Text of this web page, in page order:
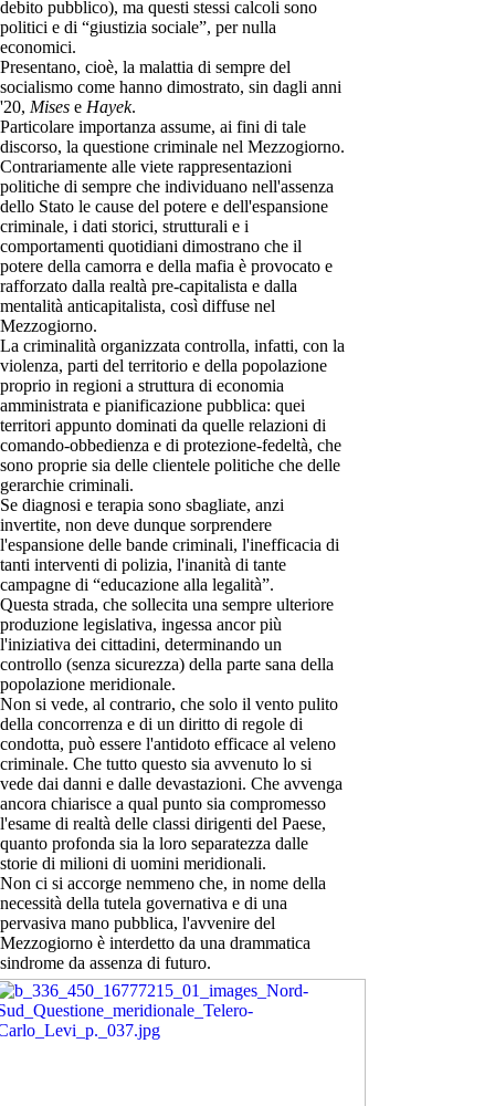
debito pubblico), ma questi stessi calcoli sono
politici e di “giustizia sociale”, per nulla
economici.
Presentano, cioè, la malattia di sempre del
socialismo come hanno dimostrato, sin dagli anni
'20, Mises e Hayek.
Particolare importanza assume, ai fini di tale
discorso, la questione criminale nel Mezzogiorno.
Contrariamente alle viete rappresentazioni
politiche di sempre che individuano nell'assenza
dello Stato le cause del potere e dell'espansione
criminale, i dati storici, strutturali e i
comportamenti quotidiani dimostrano che il
potere della camorra e della mafia è provocato e
rafforzato dalla realtà pre-capitalista e dalla
mentalità anticapitalista, così diffuse nel
Mezzogiorno.
La criminalità organizzata controlla, infatti, con la
violenza, parti del territorio e della popolazione
proprio in regioni a struttura di economia
amministrata e pianificazione pubblica: quei
territori appunto dominati da quelle relazioni di
comando-obbedienza e di protezione-fedeltà, che
sono proprie sia delle clientele politiche che delle
gerarchie criminali.
Se diagnosi e terapia sono sbagliate, anzi
invertite, non deve dunque sorprendere
l'espansione delle bande criminali, l'inefficacia di
tanti interventi di polizia, l'inanità di tante
campagne di “educazione alla legalità”.
Questa strada, che sollecita una sempre ulteriore
produzione legislativa, ingessa ancor più
l'iniziativa dei cittadini, determinando un
controllo (senza sicurezza) della parte sana della
popolazione meridionale.
Non si vede, al contrario, che solo il vento pulito
della concorrenza e di un diritto di regole di
condotta, può essere l'antidoto efficace al veleno
criminale. Che tutto questo sia avvenuto lo si
vede dai danni e dalle devastazioni. Che avvenga
ancora chiarisce a qual punto sia compromesso
l'esame di realtà delle classi dirigenti del Paese,
quanto profonda sia la loro separatezza dalle
storie di milioni di uomini meridionali.
Non ci si accorge nemmeno che, in nome della
necessità della tutela governativa e di una
pervasiva mano pubblica, l'avvenire del
Mezzogiorno è interdetto da una drammatica
sindrome da assenza di futuro.